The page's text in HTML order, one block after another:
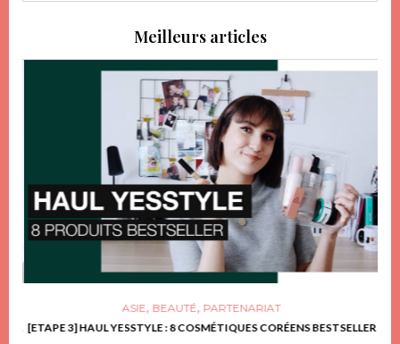
Meilleurs articles
ASIE, BEAUTÉ, PARTENARIAT
[ETAPE 3] HAUL YESSTYLE : 8 COSMÉTIQUES CORÉENS BESTSELLER